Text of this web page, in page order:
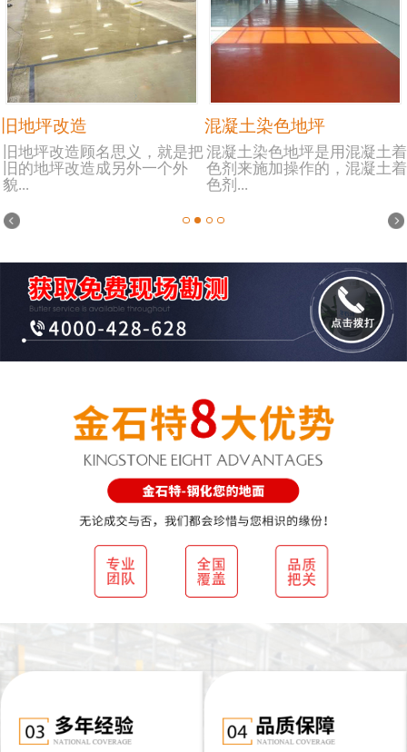
旧地坪改造
旧地坪改造顾名思义，就是把
旧的地坪改造成另外一个外
貌...
混凝土染色地坪
混凝土染色地坪是用混凝土着
色剂来施加操作的，混凝土着
色剂...